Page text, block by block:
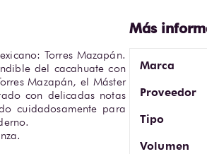
Torres Mazapán.
del cacahuate con
Mazapán, el Máster
con delicadas notas
cuidadosamente para
Marca
Proveedor
Tipo
Volumen